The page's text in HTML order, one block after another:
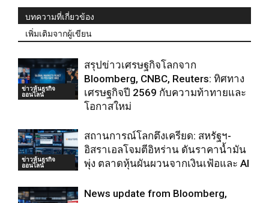
บทความที่เกี่ยวข้อง
เพิ่มเติมจากผู้เขียน
ข่าวหุ้นธุรกิจ
ออนไลน์
สรุปข่าวเศรษฐกิจโลกจาก
Bloomberg, CNBC, Reuters: ทิศทาง
เศรษฐกิจปี 2569 กับความท้าทายและ
โอกาสใหม่
ข่าวหุ้นธุรกิจ
ออนไลน์
สถานการณ์โลกตึงเครียด: สหรัฐฯ-
อิสราเอลโจมตีอิหร่าน ดันราคาน้ำมัน
พุ่ง ตลาดหุ้นผันผวนจากเงินเฟ้อและ AI
News update from Bloomberg,